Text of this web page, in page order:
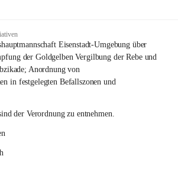
Eisenstadt-Umgebung über
der Goldgelben Vergilbung der Rebe und
Anordnung von
in festgelegten Befallszonen und
der Verordnung zu entnehmen.